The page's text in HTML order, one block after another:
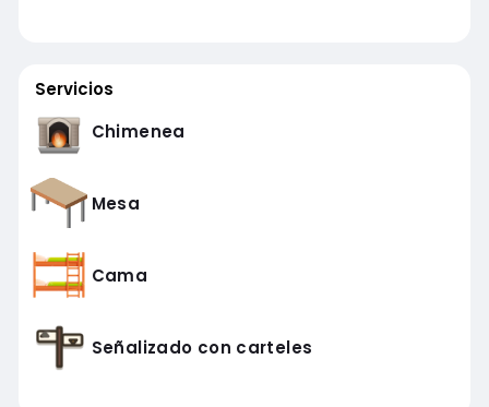
Servicios
Chimenea
Mesa
Cama
Señalizado con carteles